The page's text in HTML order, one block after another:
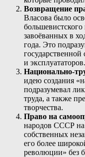
Возвращение
Власова было
завоёванных в
года. Это
и эксплуататоров.
Национально-
идею создания
подразумевал
труда, а также
творчества.
Право на
народов СССР на
собственных
его более
революции» без